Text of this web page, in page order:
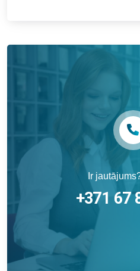
Ir
+371 67